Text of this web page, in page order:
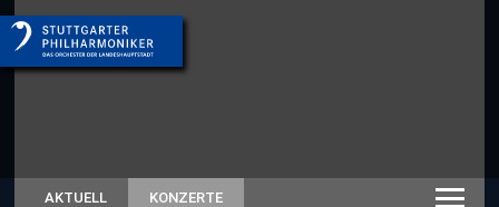
AKTUELL KONZERTE